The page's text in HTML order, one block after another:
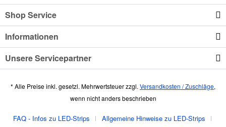
Shop Service
Informationen
Unsere Servicepartner
* Alle Preise inkl. gesetzl. Mehrwertsteuer zzgl. Versandkosten / Zuschläge,
wenn nicht anders beschrieben
FAQ - Infos zu LED-Strips
Allgemeine Hinweise zu LED-Strips